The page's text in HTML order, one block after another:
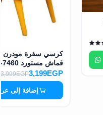
كرسي سفرة مودرن
قماش مستورد MS-7460
3,199EGP
3,999EGP
إضافة إلى